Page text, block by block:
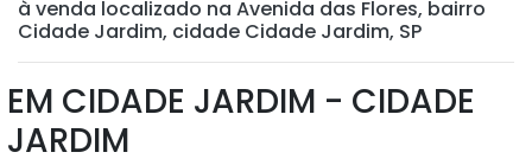
à venda localizado na Avenida das Flores, bairro
Cidade Jardim, cidade Cidade Jardim, SP
EM CIDADE JARDIM - CIDADE
JARDIM